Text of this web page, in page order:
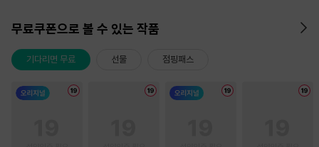
무료쿠폰으로 볼 수 있는 작품
기다리면 무료 선물 점핑패스